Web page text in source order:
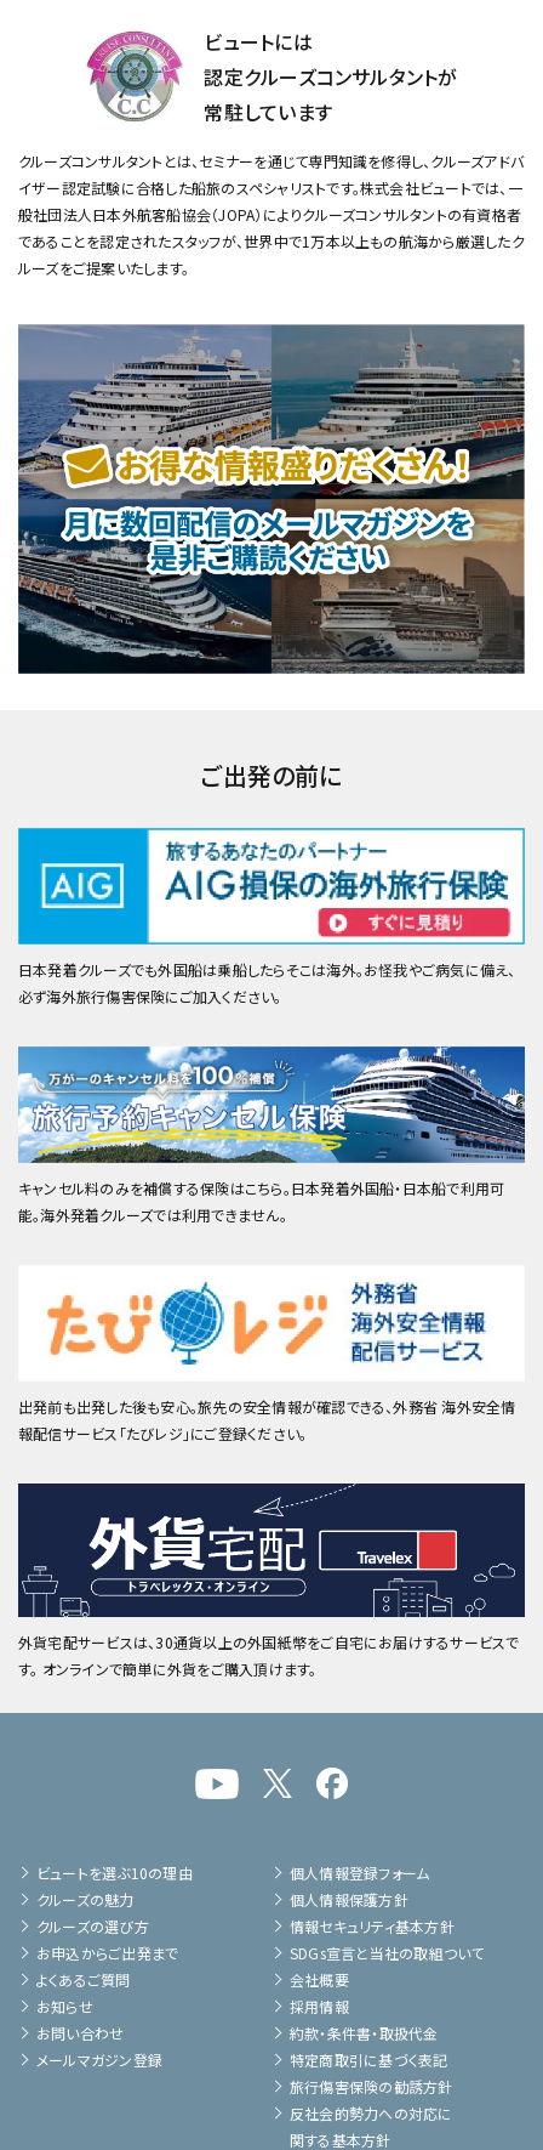
ビュートには
認定クルーズコンサルタントが
常駐しています
クルーズコンサルタントとは、セミナーを通じて専門知識を修得し、クルーズアドバ
イザー認定試験に合格した船旅のスペシャリストです。株式会社ビュートでは、一
般社団法人日本外航客船協会（JOPA）によりクルーズコンサルタントの有資格者
であることを認定されたスタッフが、世界中で1万本以上もの航海から厳選したク
ルーズをご提案いたします。
ご出発の前に
日本発着クルーズでも外国船は乗船したらそこは海外。お怪我やご病気に備え、
必ず海外旅行傷害保険にご加入ください。
キャンセル料のみを補償する保険はこちら。日本発着外国船・日本船で利用可
能。海外発着クルーズでは利用できません。
出発前も出発した後も安心。旅先の安全情報が確認できる、外務省 海外安全情
報配信サービス「たびレジ」にご登録ください。
外貨宅配サービスは、30通貨以上の外国紙幣をご自宅にお届けするサービスで
す。 オンラインで簡単に外貨をご購入頂けます。
ビュートを選ぶ10の理由
クルーズの魅力
クルーズの選び方
お申込からご出発まで
よくあるご質問
お知らせ
お問い合わせ
メールマガジン登録
個人情報登録フォーム
個人情報保護方針
情報セキュリティ基本方針
SDGs宣言と当社の取組ついて
会社概要
採用情報
約款・条件書・取扱代金
特定商取引に基づく表記
旅行傷害保険の勧誘方針
反社会的勢力への対応に
関する基本方針